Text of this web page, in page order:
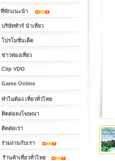
ที่พักแนะนำ
บริษัททัวร์ นำเที่ยว
โปรโมชั่นเด็ด
ข่าวท่องเที่ยว
Clip VDO
Game Online
ทำไมต้อง เที่ยวทั่วไทย
ติดต่อลงโฆษณา
ติดต่อเรา
ร่วมงานกับเรา
ร้านค้าเที่ยวทั่วไทย